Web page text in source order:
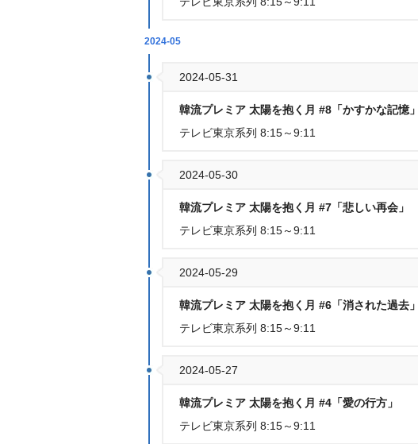
2024-05
2024-05-31
韓流プレミア 太陽を抱く月 #8「かすかな記憶」
テレビ東京系列 8:15～9:11
2024-05-30
韓流プレミア 太陽を抱く月 #7「悲しい再会」
テレビ東京系列 8:15～9:11
2024-05-29
韓流プレミア 太陽を抱く月 #6「消された過去」
テレビ東京系列 8:15～9:11
2024-05-27
韓流プレミア 太陽を抱く月 #4「愛の行方」
テレビ東京系列 8:15～9:11